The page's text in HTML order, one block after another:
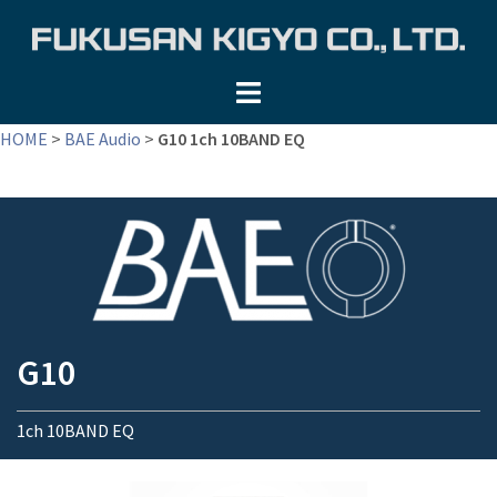
ツ
HOME > BAE Audio > G10 1ch 10BAND EQ
G10
1ch 10BAND EQ